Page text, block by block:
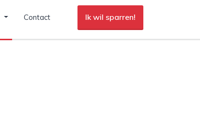
Contact Ik wil sparren!